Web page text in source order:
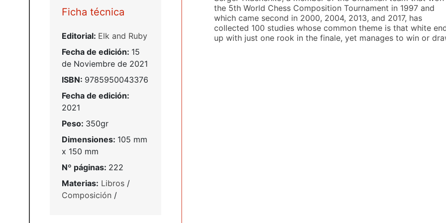
Ficha técnica
Editorial: Elk and Ruby
Fecha de edición: 15
de Noviembre de 2021
ISBN: 9785950043376
Fecha de edición:
2021
Peso: 350gr
Dimensiones: 105 mm
x 150 mm
Nº páginas: 222
Materias: Libros /
Composición /
the 5th World Chess Composition Tournament in 1997 and
which came second in 2000, 2004, 2013, and 2017, has
collected 100 studies whose common theme is that white
up with just one rook in the finale, yet manages to win or